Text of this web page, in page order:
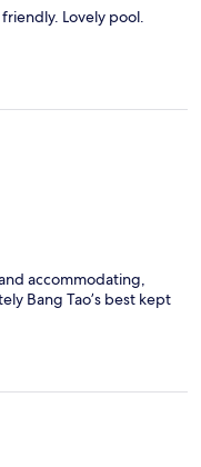
Lovely pool.
accommodating,
Bang Tao’s best kept